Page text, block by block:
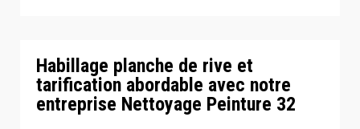
Habillage planche de rive et
tarification abordable avec notre
entreprise Nettoyage Peinture 32